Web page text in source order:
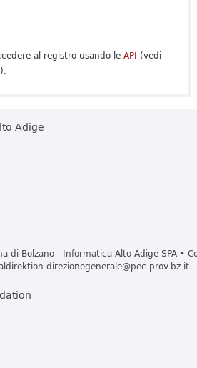
al registro usando le API (vedi
).
Adige
di Bolzano - Informatica Alto Adige SPA •